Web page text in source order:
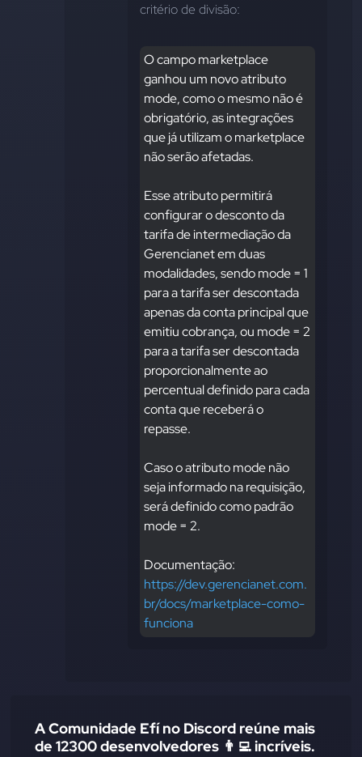
critério de divisão:
O campo marketplace
ganhou um novo atributo
mode, como o mesmo não é
obrigatório, as integrações
que já utilizam o marketplace
não serão afetadas.
Esse atributo permitirá
configurar o desconto da
tarifa de intermediação da
Gerencianet em duas
modalidades, sendo mode = 1
para a tarifa ser descontada
apenas da conta principal que
emitiu cobrança, ou mode = 2
para a tarifa ser descontada
proporcionalmente ao
percentual definido para cada
conta que receberá o
repasse.
Caso o atributo mode não
seja informado na requisição,
será definido como padrão
mode = 2.
https://dev.gerencianet.com.
br/docs/marketplace-como-
funciona
A Comunidade Efí no Discord reúne mais
de 12300 desenvolvedores 👨‍💻 incríveis.